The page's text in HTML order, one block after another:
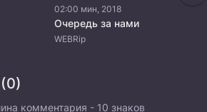
02:00 мин, 2018
Очередь за нами
WEBRip
комментария - 10 знаков